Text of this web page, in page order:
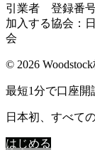
引業者 登録番号
加入する協会：
会
© 2026
最短1分で口座開
日本初、すべて
はじめる